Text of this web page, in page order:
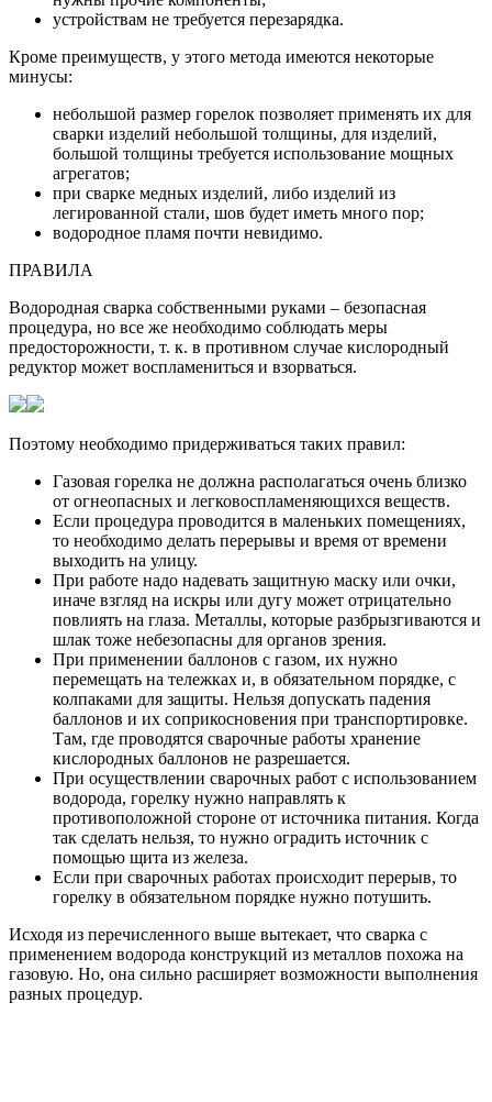
устройствам не требуется перезарядка.
Кроме преимуществ, у этого метода имеются некоторые
минусы:
небольшой размер горелок позволяет применять их для
сварки изделий небольшой толщины, для изделий,
большой толщины требуется использование мощных
агрегатов;
при сварке медных изделий, либо изделий из
легированной стали, шов будет иметь много пор;
водородное пламя почти невидимо.
ПРАВИЛА
Водородная сварка собственными руками – безопасная
процедура, но все же необходимо соблюдать меры
предосторожности, т. к. в противном случае кислородный
редуктор может воспламениться и взорваться.
Поэтому необходимо придерживаться таких правил:
Газовая горелка не должна располагаться очень близко
от огнеопасных и легковоспламеняющихся веществ.
Если процедура проводится в маленьких помещениях,
то необходимо делать перерывы и время от времени
выходить на улицу.
При работе надо надевать защитную маску или очки,
иначе взгляд на искры или дугу может отрицательно
повлиять на глаза. Металлы, которые разбрызгиваются и
шлак тоже небезопасны для органов зрения.
При применении баллонов с газом, их нужно
перемещать на тележках и, в обязательном порядке, с
колпаками для защиты. Нельзя допускать падения
баллонов и их соприкосновения при транспортировке.
Там, где проводятся сварочные работы хранение
кислородных баллонов не разрешается.
При осуществлении сварочных работ с использованием
водорода, горелку нужно направлять к
противоположной стороне от источника питания. Когда
так сделать нельзя, то нужно оградить источник с
помощью щита из железа.
Если при сварочных работах происходит перерыв, то
горелку в обязательном порядке нужно потушить.
Исходя из перечисленного выше вытекает, что сварка с
применением водорода конструкций из металлов похожа на
газовую. Но, она сильно расширяет возможности выполнения
разных процедур.